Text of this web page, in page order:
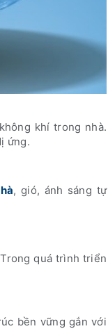
khí trong nhà.
ứng.
, gió, ánh sáng tự
quá trình triển
bền vững gắn với